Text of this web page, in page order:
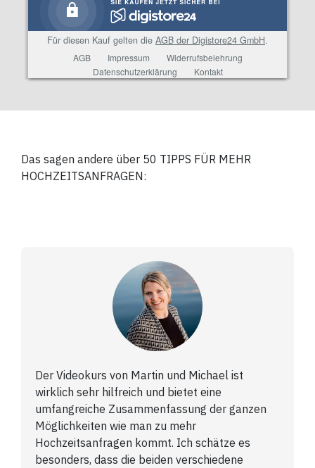
Das sagen andere über 50 TIPPS FÜR MEHR
HOCHZEITSANFRAGEN:
Der Videokurs von Martin und Michael ist
wirklich sehr hilfreich und bietet eine
umfangreiche Zusammenfassung der ganzen
Möglichkeiten wie man zu mehr
Hochzeitsanfragen kommt. Ich schätze es
besonders, dass die beiden verschiedene